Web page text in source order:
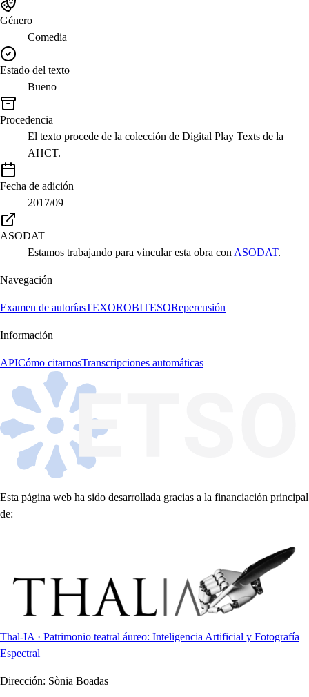
Género
Comedia
Estado del texto
Bueno
Procedencia
El texto procede de la colección de Digital Play Texts de la
AHCT.
Fecha de adición
2017/09
ASODAT
Estamos trabajando para vincular esta obra con ASODAT.
Navegación
Examen de autoríasTEXOROBITESORepercusión
Información
APICómo citarnosTranscripciones automáticas
Esta página web ha sido desarrollada gracias a la financiación principal
de:
Thal-IA · Patrimonio teatral áureo: Inteligencia Artificial y Fotografía
Espectral
Dirección: Sònia Boadas